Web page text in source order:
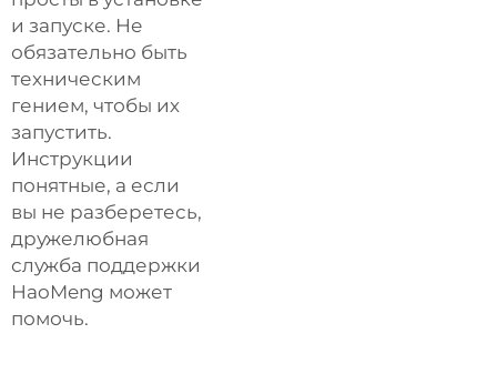
и запуске. Не
обязательно быть
техническим
гением, чтобы их
запустить.
Инструкции
понятные, а если
вы не разберетесь,
дружелюбная
служба поддержки
HaoMeng может
помочь.